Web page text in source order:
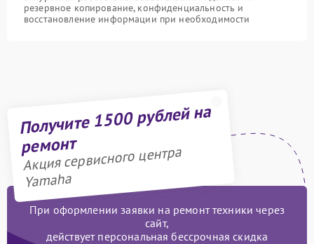
резервное копирование, конфиденциальность и
восстановление информации при необходимости
Получите 1500 рублей на
ремонт
Акция сервисного центра
Yamaha
При оформлении заявки на ремонт техники через
сайт,
действует персональная бессрочная скидка